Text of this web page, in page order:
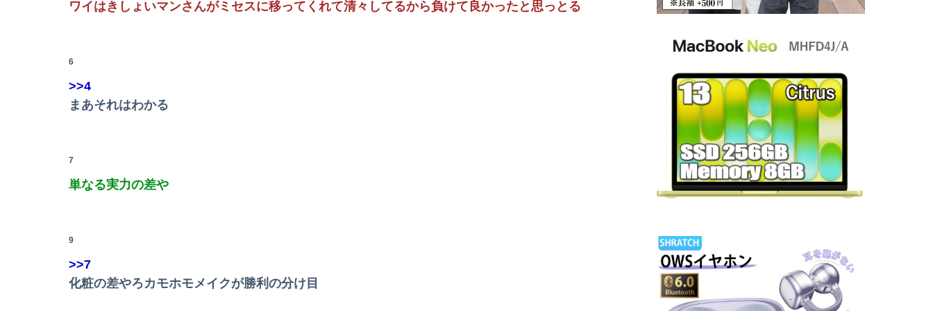
ワイはきしょいマンさんがミセスに移ってくれて清々してるから負けて良かったと思っとる
6
>>4
まあそれはわかる
7
単なる実力の差や
9
>>7
化粧の差やろカモホモメイクが勝利の分け目